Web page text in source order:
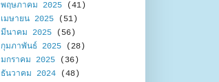
พฤษภาคม 2025 (41)
เมษายน 2025 (51)
มีนาคม 2025 (56)
กุมภาพันธ์ 2025 (28)
มกราคม 2025 (36)
ธันวาคม 2024 (48)